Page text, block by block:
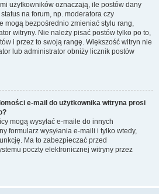
użytkowników oznaczają, ile postów dany
na forum, np. moderatora czy
mogą bezpośrednio zmieniać stylu rang,
witryny. Nie należy pisać postów tylko po to,
i przez to swoją rangę. Większość witryn nie
lub administrator obniży licznik postów
e-mail do użytkownika witryna prosi
mogą wysyłać e-maile do innych
formularz wysyłania e-maili i tylko wtedy,
Ma to zabezpieczać przed
poczty elektronicznej witryny przez